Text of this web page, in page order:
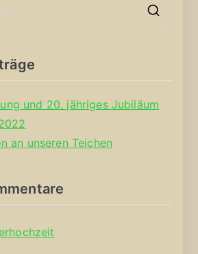
und 20. jähriges Jubiläum
an unseren Teichen